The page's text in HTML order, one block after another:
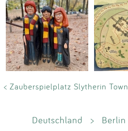
< Zauberspielplatz Slytherin Town
Deutschland > Berlin